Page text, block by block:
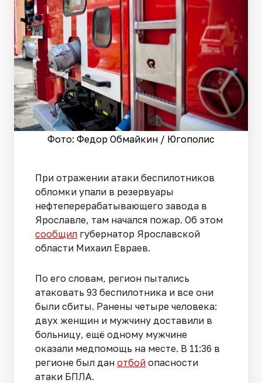
Фото: Федор Обмайкин / Югополис
При отражении атаки беспилотников
обломки упали в резервуары
нефтеперерабатывающего завода в
Ярославле, там начался пожар. Об этом
сообщил губернатор Ярославской
области Михаил Евраев.
По его словам, регион пытались
атаковать 93 беспилотника и все они
были сбиты. Ранены четыре человека:
двух женщин и мужчину доставили в
больницу, ещё одному мужчине
оказали медпомощь на месте. В 11:36 в
регионе был дан отбой опасности
атаки БПЛА.